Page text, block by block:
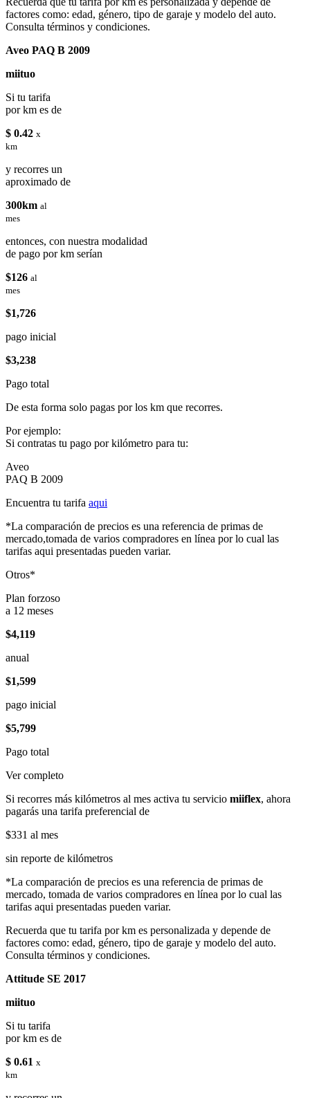
factores como: edad, género, tipo de garaje y modelo del auto.
Consulta términos y condiciones.
Aveo PAQ B 2009
miituo
Si tu tarifa
por km es de
$ 0.42 x
km
y recorres un
aproximado de
300km al
mes
entonces, con nuestra modalidad
de pago por km serían
$126 al
mes
$1,726
pago inicial
$3,238
Pago total
De esta forma solo pagas por los km que recorres.
Por ejemplo:
Si contratas tu pago por kilómetro para tu:
Aveo
PAQ B 2009
Encuentra tu tarifa aqui
*La comparación de precios es una referencia de primas de
mercado,tomada de varios compradores en línea por lo cual las
tarifas aqui presentadas pueden variar.
Otros*
Plan forzoso
a 12 meses
$4,119
anual
$1,599
pago inicial
$5,799
Pago total
Ver completo
Si recorres más kilómetros al mes activa tu servicio miiflex, ahora
pagarás una tarifa preferencial de
$331 al mes
sin reporte de kilómetros
*La comparación de precios es una referencia de primas de
mercado, tomada de varios compradores en línea por lo cual las
tarifas aqui presentadas pueden variar.
Recuerda que tu tarifa por km es personalizada y depende de
factores como: edad, género, tipo de garaje y modelo del auto.
Consulta términos y condiciones.
Attitude SE 2017
miituo
Si tu tarifa
por km es de
$ 0.61 x
km